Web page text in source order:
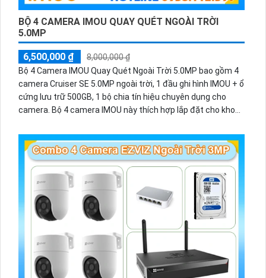
BỘ 4 CAMERA IMOU QUAY QUÉT NGOÀI TRỜI
5.0MP
6,500,000 ₫
8,000,000 ₫
Bộ 4 Camera IMOU Quay Quét Ngoài Trời 5.0MP bao gồm 4
camera Cruiser SE 5.0MP ngoài trời, 1 đầu ghi hình IMOU + ổ
cứng lưu trữ 500GB, 1 bộ chia tín hiệu chuyên dụng cho
camera. Bộ 4 camera IMOU này thích hợp lắp đặt cho kho
trời.